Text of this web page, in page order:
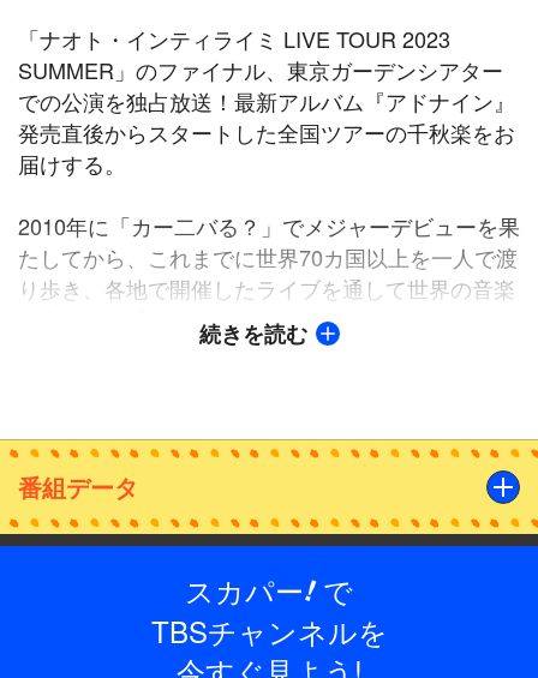
「ナオト・インティライミ LIVE TOUR 2023
SUMMER」のファイナル、東京ガーデンシアター
での公演を独占放送！最新アルバム『アドナイン』
発売直後からスタートした全国ツアーの千秋楽をお
届けする。
2010年に「カー二バる？」でメジャーデビューを果
たしてから、これまでに世界70カ国以上を一人で渡
り歩き、各地で開催したライブを通して世界の音楽
と文化を体感してきたナオト・インティライミ。
2019 年には、世界三大レーベルのうちのひとつで
おまっとぅりイヤー”として立て続けに配信シング
ルをリリースするなど、アグレッシブな活動でファ
ンを魅了し続けているナオト・インティライミの新
境地をお見逃しなく。
【収録：2023年9月1日 東京ガーデンシアター（東
続きを読む
番組データ
ナオト・インティライミ
スカパー!で
TBSチャンネルを
今すぐ見よう!